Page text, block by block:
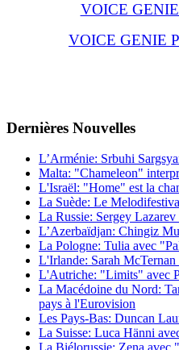
VOICE
VOICE GENIE
Dernières Νouvelles
L’Arménie: Srbuhi
Malta: "Chameleon"
L'Israël: "Home" est la
La Suède: Le
La Russie: Sergey
L’Azerbaïdjan: Chingiz
La Pologne: Tulia avec
L'Irlande: Sarah
L'Autriche: "Limits" avec
La Macédoine du Nord:
pays à l'Eurovision
Les Pays-Bas: Duncan
La Suisse: Luca Hänni